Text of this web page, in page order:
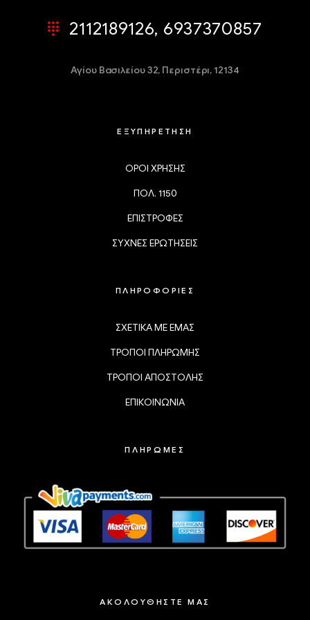
2112189126, 6937370857
Αγίου Βασιλείου 32, Περιστέρι, 12134
ΕΞΥΠΗΡΕΤΗΣΗ
ΟΡΟΙ ΧΡΗΣΗΣ
ΠΟΛ. 1150
ΕΠΙΣΤΡΟΦΕΣ
ΣΥΧΝΕΣ ΕΡΩΤΗΣΕΙΣ
ΠΛΗΡΟΦΟΡΙΕΣ
ΣΧΕΤΙΚΑ ΜΕ ΕΜΑΣ
ΤΡΟΠΟΙ ΠΛΗΡΩΜΗΣ
ΤΡΟΠΟΙ ΑΠΟΣΤΟΛΗΣ
ΕΠΙΚΟΙΝΩΝΙΑ
ΠΛΗΡΩΜΕΣ
ΑΚΟΛΟΥΘΗΣΤΕ ΜΑΣ